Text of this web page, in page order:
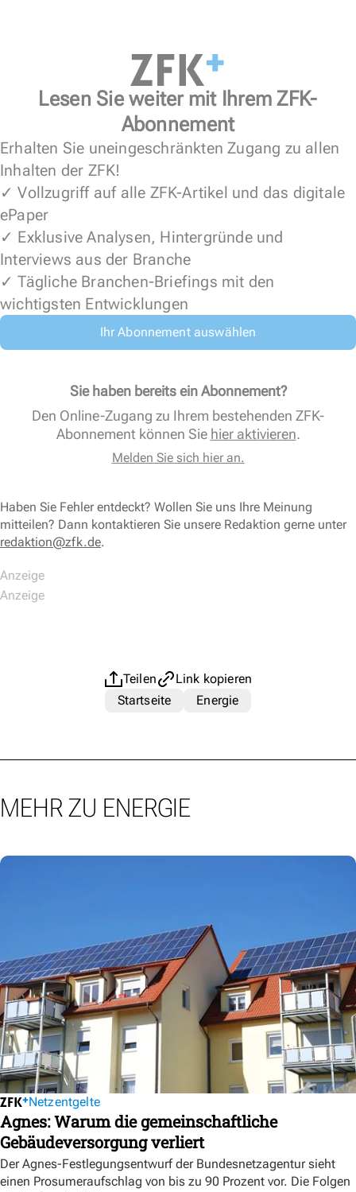
Lesen Sie weiter mit Ihrem ZFK-
Abonnement
Erhalten Sie uneingeschränkten Zugang zu allen
Inhalten der ZFK!
✓ Vollzugriff auf alle ZFK-Artikel und das digitale
ePaper
✓ Exklusive Analysen, Hintergründe und
Interviews aus der Branche
✓ Tägliche Branchen-Briefings mit den
wichtigsten Entwicklungen
Ihr Abonnement auswählen
Sie haben bereits ein Abonnement?
Den Online-Zugang zu Ihrem bestehenden ZFK-
Abonnement können Sie hier aktivieren.
Melden Sie sich hier an.
Haben Sie Fehler entdeckt? Wollen Sie uns Ihre Meinung
mitteilen? Dann kontaktieren Sie unsere Redaktion gerne unter
redaktion@zfk.de.
Teilen
Link kopieren
Startseite
Energie
MEHR ZU ENERGIE
Netzentgelte
Agnes: Warum die gemeinschaftliche
Gebäudeversorgung verliert
Der Agnes-Festlegungsentwurf der Bundesnetzagentur sieht
einen Prosumeraufschlag von bis zu 90 Prozent vor. Die Folgen